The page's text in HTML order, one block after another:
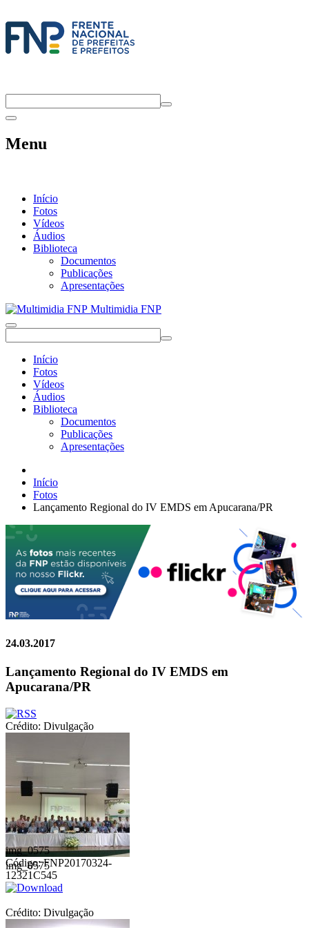
Menu
Início
Fotos
Vídeos
Áudios
Biblioteca
Documentos
Publicações
Apresentações
Multimidia FNP
Início
Fotos
Vídeos
Áudios
Biblioteca
Documentos
Publicações
Apresentações
Início
Fotos
Lançamento Regional do IV EMDS em Apucarana/PR
24.03.2017
Lançamento Regional do IV EMDS em
Apucarana/PR
Crédito: Divulgação
img_0575
img_0575
Código: FNP20170324-
12321C545
Crédito: Divulgação